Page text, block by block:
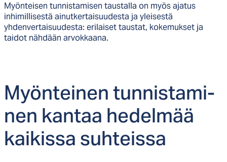
Myönteisen tunnistamisen taustalla on myös ajatus
inhimillisestä ainutkertaisuudesta ja yleisestä
yhdenvertaisuudesta: erilaiset taustat, kokemukset ja
taidot nähdään arvokkaana.
Myön­tei­nen tun­nis­ta­mi­
nen kan­taa he­del­mää
kai­kis­sa suh­teis­sa